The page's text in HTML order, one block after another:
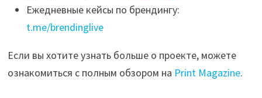
Ежедневные кейсы по брендингу:
t.me/brendinglive
Если вы хотите узнать больше о проекте, можете
ознакомиться с полным обзором на Print Magazine.